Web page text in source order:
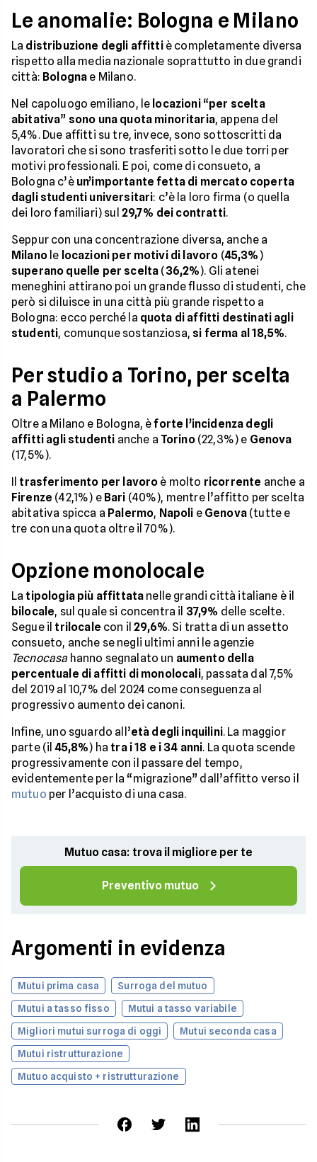
Le anomalie: Bologna e Milano
La distribuzione degli affittiè completamente diversa
rispetto alla media nazionale soprattutto in due grandi
città: Bologna e Milano.
Nel capoluogo emiliano, le locazioni“per scelta
abitativa” sono una quota minoritaria, appena del
5,4%. Due affitti su tre, invece, sono sottoscritti da
lavoratori che si sono trasferiti sotto le due torri per
motivi professionali. E poi, come di consueto, a
Bologna c’è un’importante fetta di mercato coperta
dagli studenti universitari: c’è la loro firma (o quella
dei loro familiari) sul 29,7% dei contratti.
Seppur con una concentrazione diversa, anche a
Milanole locazioni per motivi di lavoro (45,3%)
superano quelle per scelta (36,2%). Gli atenei
meneghini attirano poi un grande flusso di studenti, che
però si diluisce in una città più grande rispetto a
Bologna: ecco perché la quota di affitti destinati agli
studenti, comunque sostanziosa, si ferma al 18,5%.
Per studio a Torino, per scelta
a Palermo
Oltre a Milano e Bologna, èforte l’incidenza degli
affitti agli studenti anche a Torino(22,3%) e Genova
(17,5%).
Il trasferimento per lavoro è molto ricorrente anche a
Firenze (42,1%) e Bari (40%), mentre l’affitto per scelta
abitativa spicca a Palermo, Napoli e Genova(tutte e
tre con una quota oltre il 70%).
Opzione monolocale
La tipologia più affittata nelle grandi città italiane è il
bilocale, sul quale si concentra il 37,9% delle scelte.
Segue il trilocale con il29,6%. Si tratta di un assetto
consueto, anche se negli ultimi anni le agenzie
Tecnocasahanno segnalato un aumento della
percentuale di affitti di monolocali, passata dal 7,5%
del 2019 al 10,7% del 2024 come conseguenza al
progressivo aumento dei canoni.
Infine, uno sguardo all’età degli inquilini. La maggior
parte (il45,8%) ha tra i 18 e i 34 anni. La quota scende
progressivamente con il passare del tempo,
evidentemente per la “migrazione” dall’affitto verso il
mutuo per l’acquisto di una casa.
Mutuo casa: trova il migliore per te
Preventivo mutuo
Argomenti in evidenza
Mutui prima casa
Surroga del mutuo
Mutui a tasso fisso
Mutui a tasso variabile
Migliori mutui surroga di oggi
Mutui seconda casa
Mutui ristrutturazione
Mutuo acquisto + ristrutturazione